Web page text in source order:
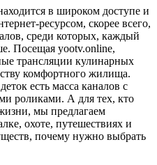
в широком доступе и
ресурсом, скорее всего,
среди которых, каждый
Посещая yootv.online,
трансляции кулинарных
комфортного жилища.
есть масса каналов с
роликами. А для тех, кто
мы предлагаем
охоте, путешествиях и
почему нужно выбрать